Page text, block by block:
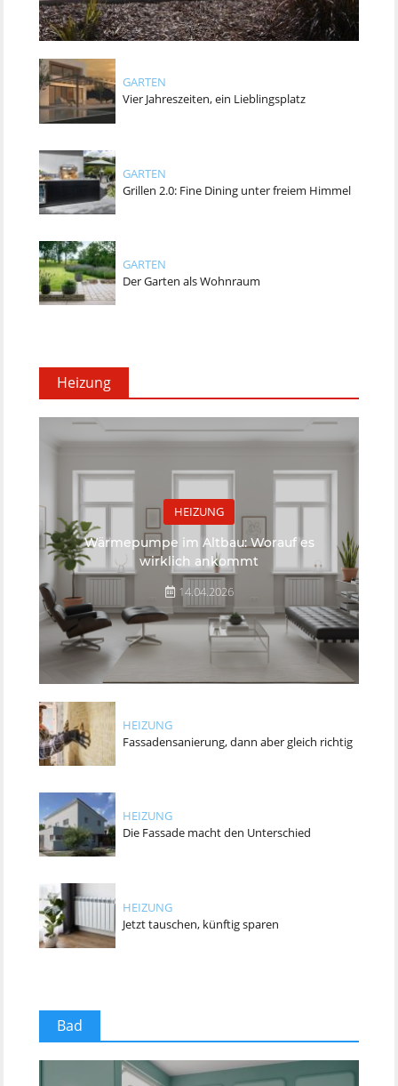
GARTEN
Vier Jahreszeiten, ein Lieblingsplatz
GARTEN
Grillen 2.0: Fine Dining unter freiem Himmel
GARTEN
Der Garten als Wohnraum
Heizung
HEIZUNG
Wärmepumpe im Altbau: Worauf es
wirklich ankommt
14.04.2026
HEIZUNG
Fassadensanierung, dann aber gleich richtig
HEIZUNG
Die Fassade macht den Unterschied
HEIZUNG
Jetzt tauschen, künftig sparen
Bad